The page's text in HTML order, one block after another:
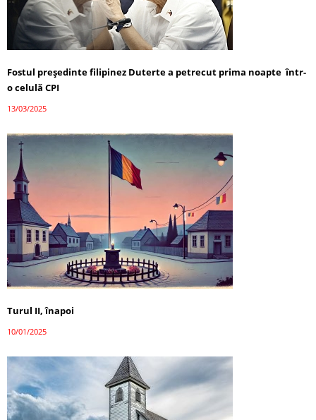
Fostul președinte filipinez Duterte a petrecut prima noapte într-
o celulă CPI
13/03/2025
Turul II, înapoi
10/01/2025